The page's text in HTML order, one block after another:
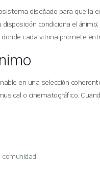
diseñado para que la
condiciona el
cada vitrina promete
en una selección
o cinematográfico.